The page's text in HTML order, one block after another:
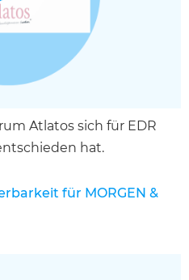
Atlatos sich für EDR
hat.
für MORGEN &